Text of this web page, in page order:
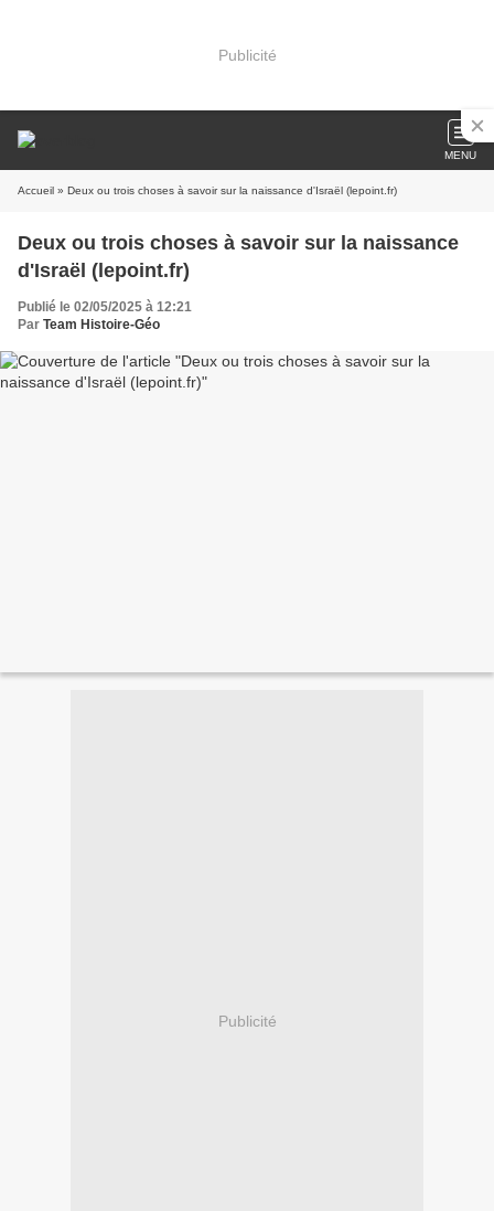
Publicité
MENU
Accueil » Deux ou trois choses à savoir sur la naissance d'Israël (lepoint.fr)
Deux ou trois choses à savoir sur la naissance
d'Israël (lepoint.fr)
Publié le 02/05/2025 à 12:21
Par Team Histoire-Géo
Publicité